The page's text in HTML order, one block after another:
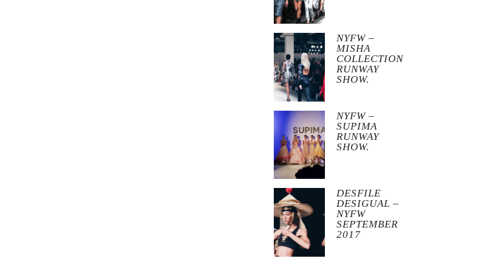
NYFW –
MISHA
COLLECTION
RUNWAY
SHOW.
NYFW –
SUPIMA
RUNWAY
SHOW.
DESFILE
DESIGUAL –
NYFW
SEPTEMBER
2017